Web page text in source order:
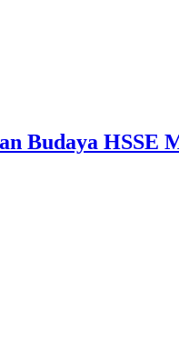
Budaya HSSE